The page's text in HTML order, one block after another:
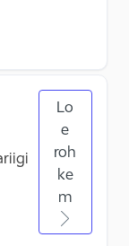
Lo
e
roh
ke
m